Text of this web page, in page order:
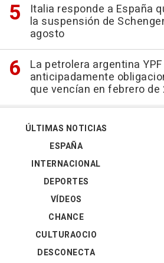
Italia responde a España
la suspensión de
agosto
La petrolera argentina
anticipadamente
que vencían en febrero de
ÚLTIMAS NOTICIAS
ESPAÑA
INTERNACIONAL
DEPORTES
VÍDEOS
CHANCE
CULTURAOCIO
DESCONECTA